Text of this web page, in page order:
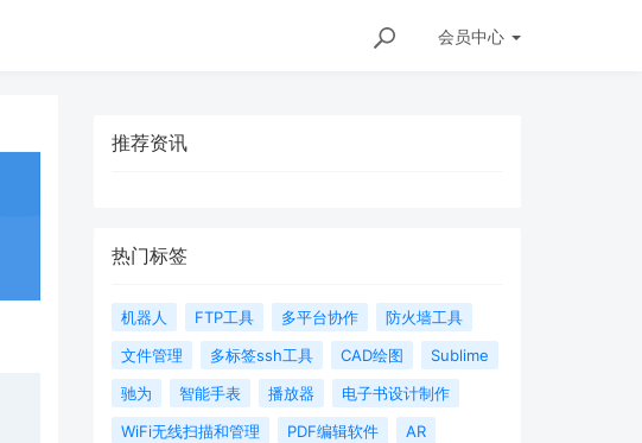
会员中心
推荐资讯
热门标签
机器人 FTP工具 多平台协作
防火墙工具
文件管理
多标签ssh工具 CAD绘图
Sublime
驰为
智能手表 播放器
电子书设计制作
WiFi无线扫描和管理
PDF编辑软件
AR